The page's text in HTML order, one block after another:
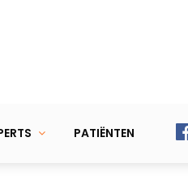
PATIËNTEN